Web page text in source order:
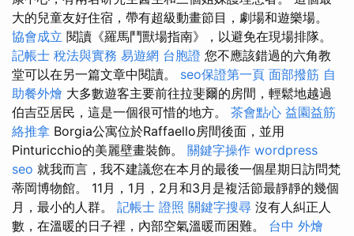
大的兒童友好住宿，帶有超級動畫節目，劇場和遊樂場。
協會成立 閱讀《羅馬鬥獸場指南》，以避免在現場排隊。
記帳士 稅法與實務 易遊網 台胞證 您不應該錯過的六角教
堂可以在另一篇文章中閱讀。 seo保證第一頁 面部撥筋 自
助餐外燴 大多數遊客主要前往拉斐爾的房間，輕鬆地越過
伯吉亞居民，這是一個很可惜的地方。 茶會點心 益園益筋
絡推拿 Borgia公寓位於Raffaello房間後面，並用
Pinturicchio的美麗壁畫裝飾。 關鍵字操作 wordpress
seo 就我而言，我不建議您在本月的最後一個星期日訪問梵
蒂岡博物館。 11月，1月，2月和3月是複活節最靜靜的幾個
月，最小的人群。 記帳士 證照 關鍵字搜尋 沒有人糾正人
數，在溫暖的日子裡，內部空氣溫暖而困難。 台中 外燴